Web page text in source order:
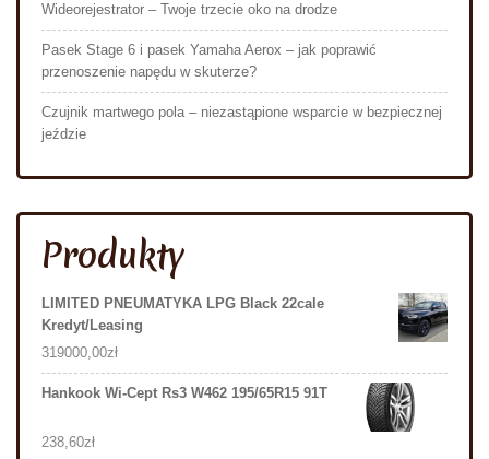
Wideorejestrator – Twoje trzecie oko na drodze
Pasek Stage 6 i pasek Yamaha Aerox – jak poprawić
przenoszenie napędu w skuterze?
Czujnik martwego pola – niezastąpione wsparcie w bezpiecznej
jeździe
Produkty
LIMITED PNEUMATYKA LPG Black 22cale
Kredyt/Leasing
319000,00zł
Hankook Wi-Cept Rs3 W462 195/65R15 91T
238,60zł